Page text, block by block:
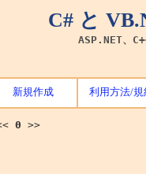
C# と
ASP.NET、
新規作成 利用方法/規
0 >>